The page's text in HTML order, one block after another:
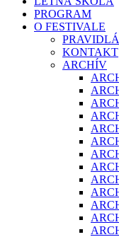
PROGRAM
O FESTIVALE
PRAVIDLÁ
KONTAKT
ARCHÍV